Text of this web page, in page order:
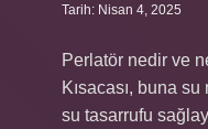
Tarih: Nisan 4, 2025
Perlatör nedir ve
Kısacası, buna
su tasarrufu